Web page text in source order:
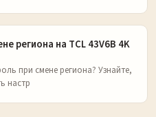
региона на TCL 43V6B 4K
при смене региона? Узнайте,
настр